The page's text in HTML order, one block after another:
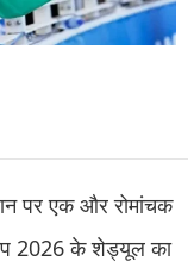
पर एक और रोमांचक
2026 के शेड्यूल का